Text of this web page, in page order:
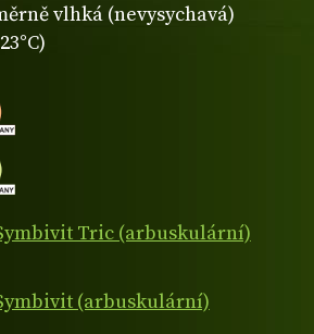
vlhká (nevysychavá)
Tric (arbuskulární)
(arbuskulární)